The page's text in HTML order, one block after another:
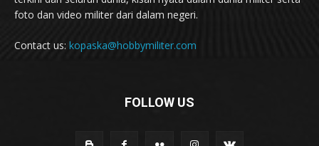
foto dan video militer dari dalam negeri.
Contact us: kopaska@hobbymiliter.com
FOLLOW US